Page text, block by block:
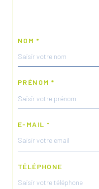
NOM *
PRÉNOM *
E-MAIL *
TÉLÉPHONE